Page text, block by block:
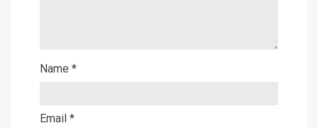
Name *
Email *